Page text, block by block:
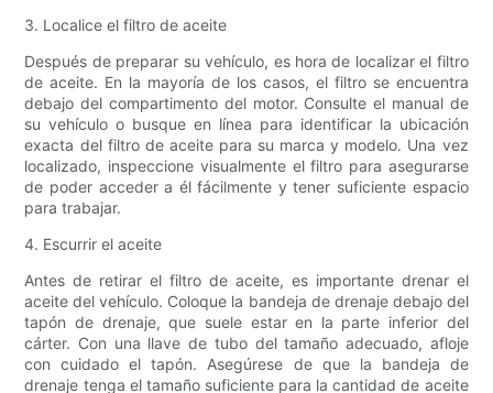
3. Localice el filtro de aceite
Después de preparar su vehículo, es hora de localizar el filtro
de aceite. En la mayoría de los casos, el filtro se encuentra
debajo del compartimento del motor. Consulte el manual de
su vehículo o busque en línea para identificar la ubicación
exacta del filtro de aceite para su marca y modelo. Una vez
localizado, inspeccione visualmente el filtro para asegurarse
de poder acceder a él fácilmente y tener suficiente espacio
para trabajar.
4. Escurrir el aceite
Antes de retirar el filtro de aceite, es importante drenar el
aceite del vehículo. Coloque la bandeja de drenaje debajo del
tapón de drenaje, que suele estar en la parte inferior del
cárter. Con una llave de tubo del tamaño adecuado, afloje
con cuidado el tapón. Asegúrese de que la bandeja de
drenaje tenga el tamaño suficiente para la cantidad de aceite